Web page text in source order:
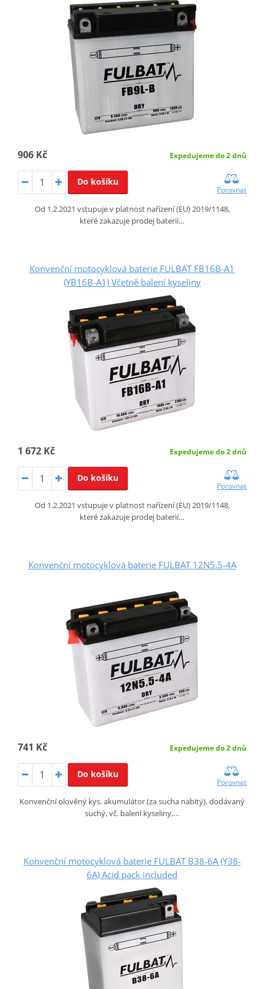
906 Kč Expedujeme do 2 dnů
Do košíku
Porovnat
Od 1.2.2021 vstupuje v platnost nařízení (EU) 2019/1148,
které zakazuje prodej baterií…
Konvenční motocyklová baterie FULBAT FB16B-A1
(YB16B-A1) Včetně balení kyseliny
1 672 Kč Expedujeme do 2 dnů
Do košíku
Porovnat
Od 1.2.2021 vstupuje v platnost nařízení (EU) 2019/1148,
které zakazuje prodej baterií…
Konvenční motocyklová baterie FULBAT 12N5.5-4A
741 Kč Expedujeme do 2 dnů
Do košíku
Porovnat
Konvenční olověný kys. akumulátor (za sucha nabitý), dodávaný
suchý, vč. balení kyseliny,…
Konvenční motocyklová baterie FULBAT B38-6A (Y38-
6A) Acid pack included